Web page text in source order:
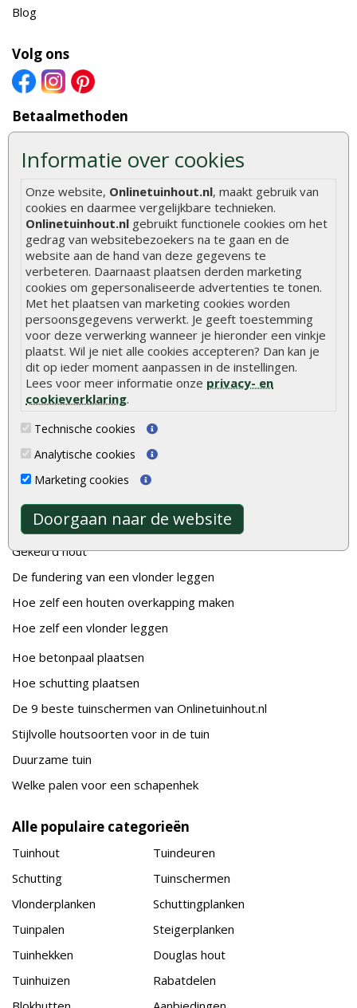
Informatie over cookies
Onze website, Onlinetuinhout.nl, maakt gebruik van
cookies en daarmee vergelijkbare technieken.
Onlinetuinhout.nl gebruikt functionele cookies om het
gedrag van websitebezoekers na te gaan en de
website aan de hand van deze gegevens te
verbeteren. Daarnaast plaatsen derden marketing
cookies om gepersonaliseerde advertenties te tonen.
Met het plaatsen van marketing cookies worden
persoonsgegevens verwerkt. Je geeft toestemming
voor deze verwerking wanneer je hieronder een vinkje
plaatst. Wil je niet alle cookies accepteren? Dan kan je
dit op ieder moment aanpassen in de instellingen.
Lees voor meer informatie onze privacy- en
cookieverklaring.
Technische cookies
Analytische cookies
Marketing cookies
Doorgaan naar de website
Blog
Volg ons
Betaalmethoden
Onze partners
Veelgestelde vragen
Wat u moet weten over hout
Berekenen van de hoeveelheid
Foto's en voorbeelden
Montage
Gekeurd hout
De fundering van een vlonder leggen
Hoe zelf een houten overkapping maken
Hoe zelf een vlonder leggen
Hoe betonpaal plaatsen
Hoe schutting plaatsen
De 9 beste tuinschermen van Onlinetuinhout.nl
Stijlvolle houtsoorten voor in de tuin
Duurzame tuin
Welke palen voor een schapenhek
Alle populaire categorieën
Tuinhout
Schutting
Vlonderplanken
Tuinpalen
Tuinhekken
Tuinhuizen
Tuindeuren
Tuinschermen
Schuttingplanken
Steigerplanken
Douglas hout
Rabatdelen